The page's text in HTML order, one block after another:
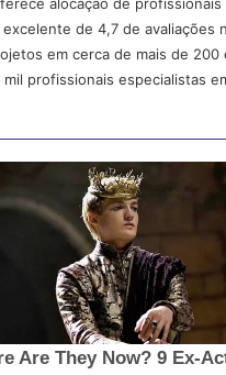
de 4,7 de avaliações
em cerca de mais de
profissionais especialistas